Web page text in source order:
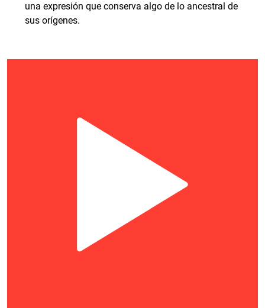
una expresión que conserva algo de lo ancestral de
sus orígenes.